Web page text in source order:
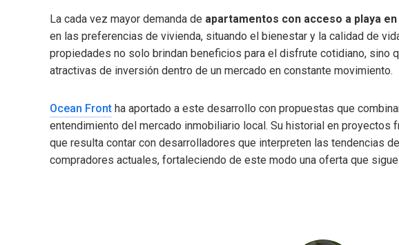
La cada vez mayor demanda de apartamentos con acceso a playa en
en las preferencias de vivienda, situando el bienestar y la calidad de
propiedades no solo brindan beneficios para el disfrute cotidiano, sino
atractivas de inversión dentro de un mercado en constante movimiento.
Ocean Front ha aportado a este desarrollo con propuestas que
entendimiento del mercado inmobiliario local. Su historial en proyectos
que resulta contar con desarrolladores que interpreten las tendencias
compradores actuales, fortaleciendo de este modo una oferta que